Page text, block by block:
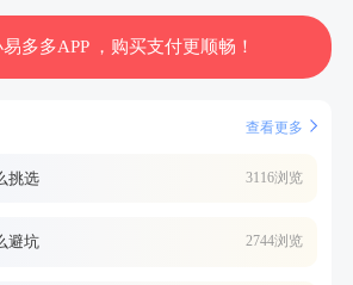
多多APP ，购买支付更顺畅！
查看更多
挑选 3116浏览
避坑 2744浏览